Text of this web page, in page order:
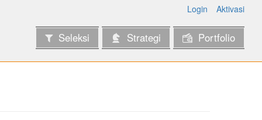
Login Aktivasi
Seleksi Strategi Portfolio